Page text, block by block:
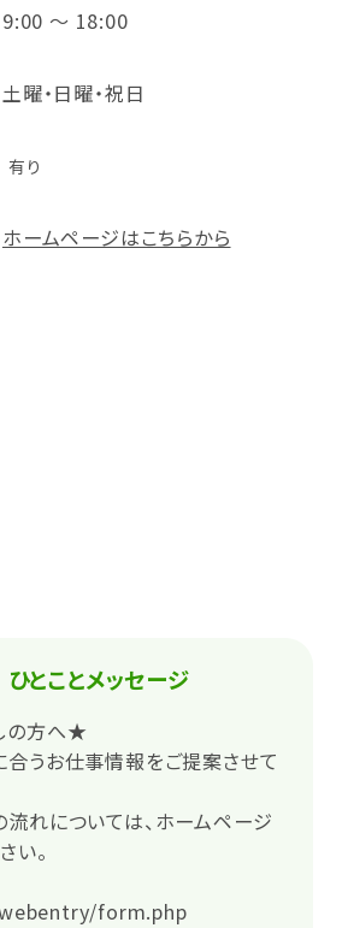
9:00 ～ 18:00
土曜・日曜・祝日
有り
ホームページはこちらから
ひとことメッセージ
の方へ★
うお仕事情報をご提案させて
れについては、ホームページ
い。
form.php